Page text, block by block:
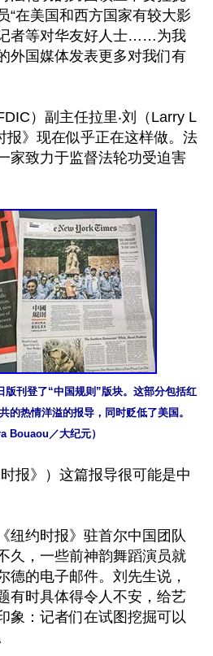
“在美国和西方国家有较大影
者等对华友好人士……为我
外国媒体发表更多对我们有
）副主任拉里‧刘（Larry L
报》现在似乎正在这样做。法
家致力于监督法轮功受迫害
版刊登了“中国规则”版块。这部分包括红
的热情洋溢的报导，同时贬低了美国。
Bouaou／大纪元）
报》）这篇报导很可能是中
纽约时报》驻首尔中国团队
久，一些前神韵舞蹈演员就
德的电子邮件。刘先生说，
有时具体得令人不安，给艺
象：记者们在试图挖掘可以